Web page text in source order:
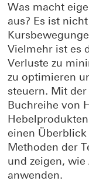
Was macht
aus? Es ist
Vielmehr ist es
Verluste zu
zu optimieren
steuern. Mit
Buchreihe von
einen
Methoden der
und zeigen,
anwenden.